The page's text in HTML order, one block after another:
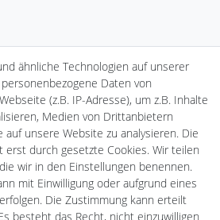
ähnliche Technologien auf unserer
Daten von
(z.B. IP-Adresse), um z.B. Inhalte
Medien von Drittanbietern
unsere Website zu analysieren. Die
erst durch gesetzte Cookies. Wir teilen
wir in den Einstellungen benennen.
mit Einwilligung oder aufgrund eines
Die Zustimmung kann erteilt
besteht das Recht, nicht einzuwilligen